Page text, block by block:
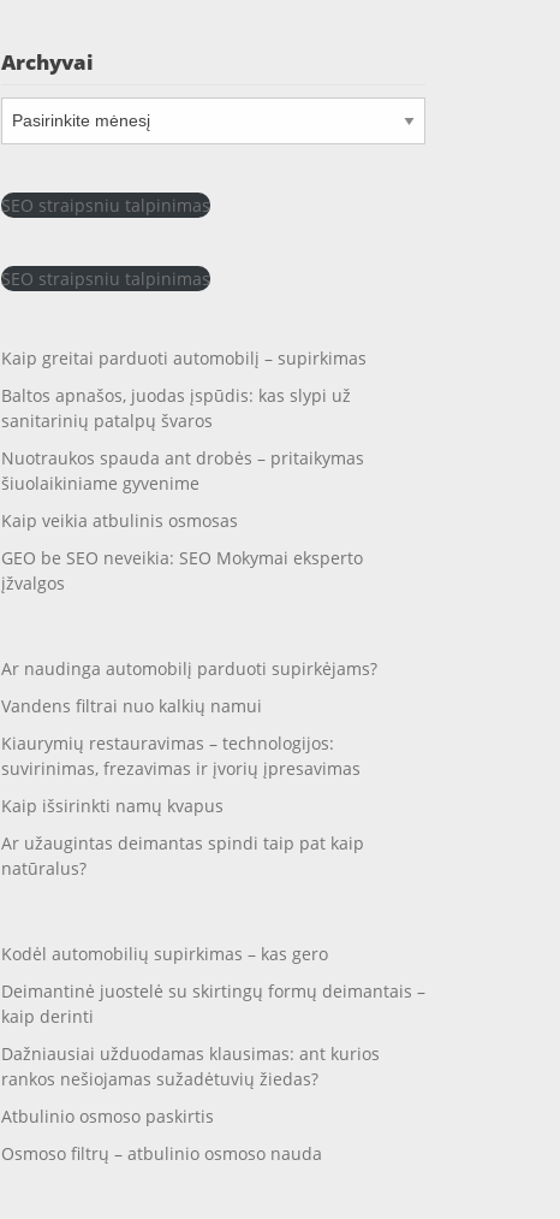
Archyvai
Archyvai
SEO straipsniu talpinimas
SEO straipsniu talpinimas
Kaip greitai parduoti automobilį – supirkimas
Baltos apnašos, juodas įspūdis: kas slypi už
sanitarinių patalpų švaros
Nuotraukos spauda ant drobės – pritaikymas
šiuolaikiniame gyvenime
Kaip veikia atbulinis osmosas
GEO be SEO neveikia: SEO Mokymai eksperto
įžvalgos
Ar naudinga automobilį parduoti supirkėjams?
Vandens filtrai nuo kalkių namui
Kiaurymių restauravimas – technologijos:
suvirinimas, frezavimas ir įvorių įpresavimas
Kaip išsirinkti namų kvapus
Ar užaugintas deimantas spindi taip pat kaip
natūralus?
Kodėl automobilių supirkimas – kas gero
Deimantinė juostelė su skirtingų formų deimantais –
kaip derinti
Dažniausiai užduodamas klausimas: ant kurios
rankos nešiojamas sužadėtuvių žiedas?
Atbulinio osmoso paskirtis
Osmoso filtrų – atbulinio osmoso nauda